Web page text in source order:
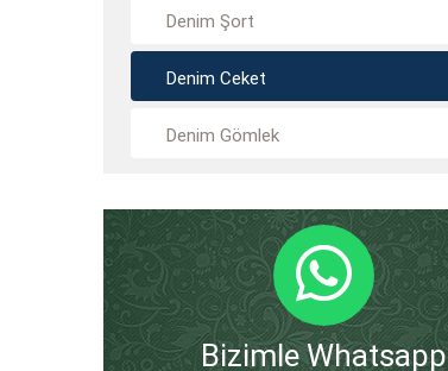
Denim Şort
Denim Ceket
Denim Gömlek
Bizimle Whatsapp